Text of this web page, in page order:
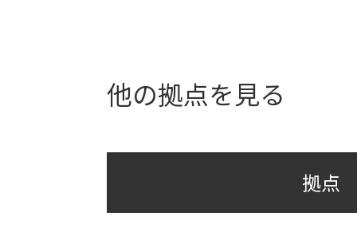
他の拠点を見る
拠点